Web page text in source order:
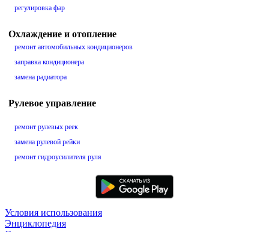
регулировка фар
Охлаждение и отопление
ремонт автомобильных кондиционеров
заправка кондиционера
замена радиатора
Рулевое управление
ремонт рулевых реек
замена рулевой рейки
ремонт гидроусилителя руля
Условия использования
Энциклопедия